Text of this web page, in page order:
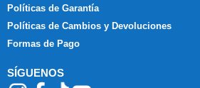
Políticas de Garantía
Políticas de Cambios y Devoluciones
Formas de Pago
SÍGUENOS